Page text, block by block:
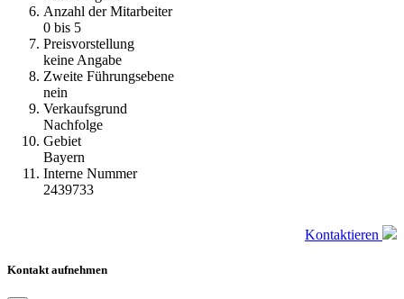
Anzahl der Mitarbeiter
0 bis 5
Preisvorstellung
keine Angabe
Zweite Führungsebene
nein
Verkaufsgrund
Nachfolge
Gebiet
Bayern
Interne Nummer
2439733
Kontaktieren
Kontakt aufnehmen